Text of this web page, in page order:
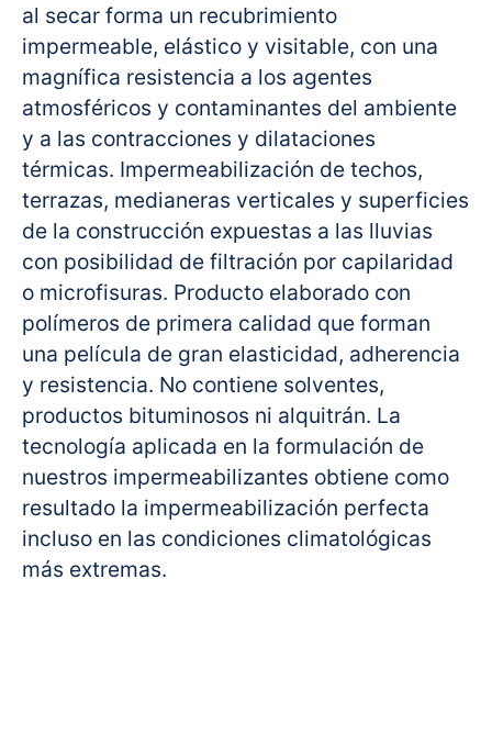
al secar forma un recubrimiento
impermeable, elástico y visitable, con una
magnífica resistencia a los agentes
atmosféricos y contaminantes del ambiente
y a las contracciones y dilataciones
térmicas. Impermeabilización de techos,
terrazas, medianeras verticales y superficies
de la construcción expuestas a las lluvias
con posibilidad de filtración por capilaridad
o microfisuras. Producto elaborado con
polímeros de primera calidad que forman
una película de gran elasticidad, adherencia
y resistencia. No contiene solventes,
productos bituminosos ni alquitrán. La
tecnología aplicada en la formulación de
nuestros impermeabilizantes obtiene como
resultado la impermeabilización perfecta
incluso en las condiciones climatológicas
más extremas.